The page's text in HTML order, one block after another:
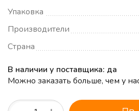
Упаковка
Производители
Страна
В наличии у поставщика: да
Можно заказать больше, чем у